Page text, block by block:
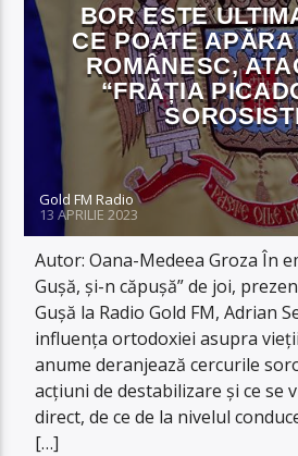
BOR ESTE
CE POATE
ROMÂNESC,
“FRĂȚIA
Gold FM Radio
13 APRILIE 2023
Autor: Oana-Medeea Groza În
Gușă, și-n căpușă” de joi,
Gușă la Radio Gold FM, Adrian
influența ortodoxiei asupra
anume deranjează cercurile
acțiuni de destabilizare și ce se
direct, de ce de la nivelul
[…]